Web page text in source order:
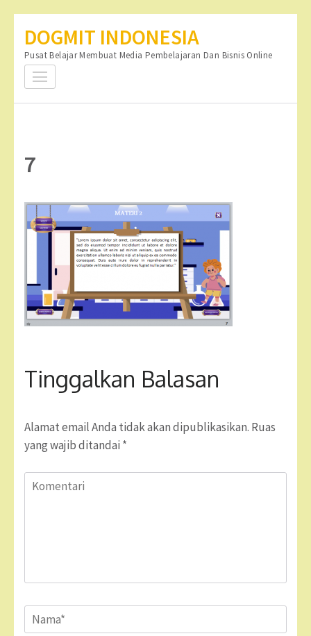
konten
(Tekan
DOGMIT INDONESIA
Pusat Belajar Membuat Media Pembelajaran Dan Bisnis Online
7
Tinggalkan Balasan
Alamat email Anda tidak akan dipublikasikan. Ruas
yang wajib ditandai *
Komentari
Name*